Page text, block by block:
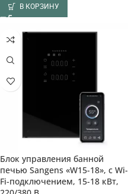
В КОРЗИНУ
Блок управления банной
печью Sangens «W15-18», с Wi-
Fi-подключением, 15-18 кВт,